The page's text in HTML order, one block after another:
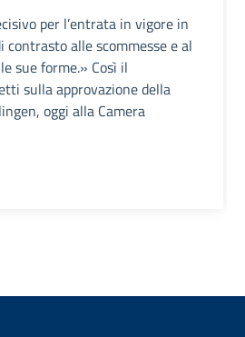
per l’entrata in vigore in
contrasto alle scommesse e al
sue forme.» Così il
sulla approvazione della
oggi alla Camera